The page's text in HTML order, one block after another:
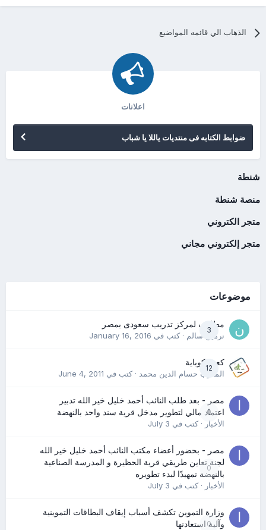
الذهاب الي قائمه المواضيع
اعلانات
ضوابط الكتابه فى منتديات ياللا يا شباب
شنطة
منصة شنطة
متجر الكتروني
متجر إلكتروني مجاني
موضوعات
3
مطلوب لمركز تدريب سعودى بمصر
نرمين سالم· كتب في January 16, 2016
12
كعب كوباية
المدرب حسام الدين محمد· كتب في June 4, 2011
0
مصر - بعد طلب النائب أحمد خليل خير الله تدبير
اعتماد مالي لتطوير مدخل قرية سند واحد بالنهضة
الأخبار· كتب في July 3
0
مصر - بحضور أعضاء مكتب النائب أحمد خليل خير الله
لجنة تعاين طريقي قرية الحظيرة و المدرسة الصناعية
بالنهضة تمهيدًا لبدء تطويره
الأخبار· كتب في July 3
0
وزارة التموين تكشف أسباب إيقاف البطاقات التموينية
وآلية استعادتها